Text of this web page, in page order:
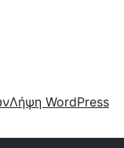
Λήψη WordPress